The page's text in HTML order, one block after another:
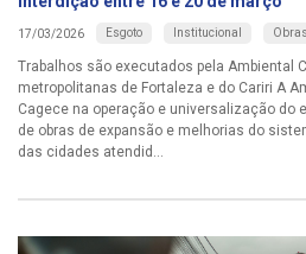
17/03/2026 Esgoto Institucional Obras
Trabalhos são executados pela Ambiental
metropolitanas de Fortaleza e do Cariri A
Cagece na operação e universalização do
de obras de expansão e melhorias do
das cidades atendid...